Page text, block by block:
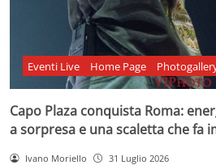
Eventi Live Home Page
Capo Plaza conquista Roma:
a sorpresa e una scaletta che fa
Ivano Moriello 31 Luglio 2026